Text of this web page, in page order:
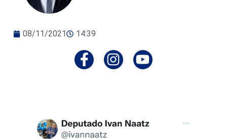
08/11/2021 14:39